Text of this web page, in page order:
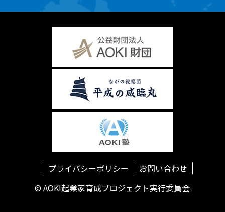
プライバシーポリシー
お問い合わせ
© AOKI起業家育成プロジェクト実行委員会